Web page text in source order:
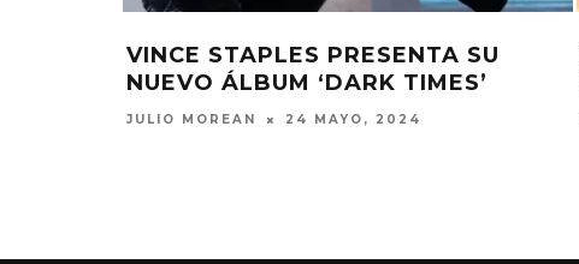
VINCE STAPLES PRESENTA SU
NUEVO ÁLBUM ‘DARK TIMES’
JULIO MOREAN 24 MAYO, 2024